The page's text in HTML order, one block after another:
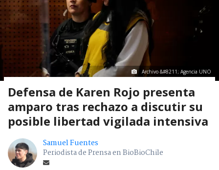
Archivo &#8211; Agencia UNO
Defensa de Karen Rojo presenta
amparo tras rechazo a discutir su
posible libertad vigilada intensiva
Samuel Fuentes
Periodista de Prensa en BioBioChile